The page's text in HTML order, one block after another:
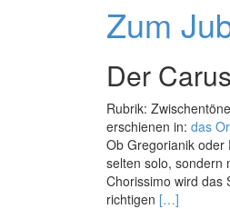
Zum
Der
Rubrik: Zwischentöne
erschienen in: das
Ob Gregorianik oder
selten solo, sondern
Chorissimo wird das
richtigen Read
[…]